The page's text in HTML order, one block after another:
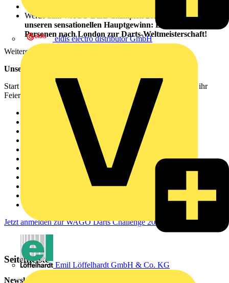
eldis electro distributor GmbH
Emil Löffelhardt GmbH & Co. KG
Genieße die geniale Afterwork-Stimmung mit Drinks & Food
Werde zum WAGO Darts Champion 2025 und
gewinne
unseren sensationellen Hauptgewinn: Eine Reise für 2
Personen nach London zur Darts-Weltmeisterschaft!
Weitere Infos findest du in den Teilnahmebedingungen .
Unsere Tour-Stopps
Start ist immer ab 16:00 Uhr. Kommt einfach vorbei, sobald ihr
Feierabend habt!
13.05.2025 – Hannover
15.05.2025 – Düsseldorf
20.05.2025 – Mainz
22.05.2025 – Stuttgart
03.06.2025 – München
05.06.2025 – Nürnberg
16.06.2025 – Eisenach
18.06.2025 – Leipzig
Jetzt anmelden zur WAGO Darts Challenge 2025
Seitenleiste
Newsletter